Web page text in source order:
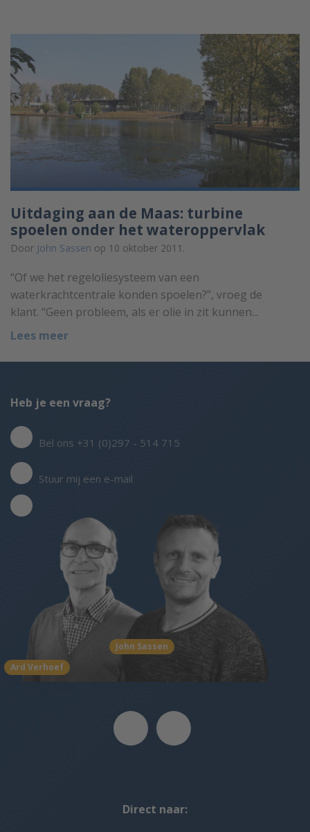
Uitdaging aan de Maas: turbine
spoelen onder het wateroppervlak
Door John Sassen op 10 oktober 2011.
“Of we het regeloliesysteem van een
waterkrachtcentrale konden spoelen?”, vroeg de
klant. “Geen probleem, als er olie in zit kunnen...
Lees meer
Ard Verhoef
John Sassen
Heb je een vraag?
Bel ons +31 (0)297 - 514 715
Stuur mij een e-mail
Direct naar: